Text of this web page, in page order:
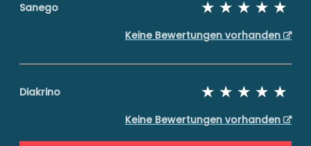
Sanego
Keine Bewertungen vorhanden
Diakrino
Keine Bewertungen vorhanden